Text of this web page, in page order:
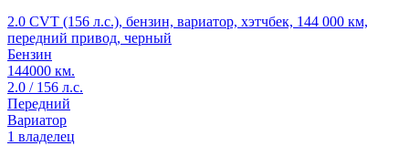
2.0 CVT (156 л.с.), бензин, вариатор, хэтчбек, 144 000 км,
передний привод, черный
Бензин
144000 км.
2.0 / 156 л.с.
Передний
Вариатор
1 владелец